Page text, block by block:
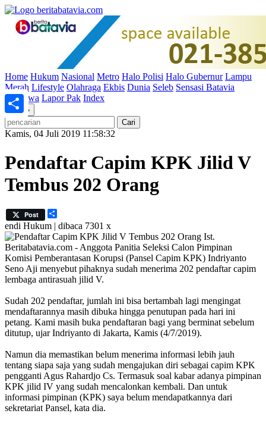
Home Hukum Nasional Metro Halo Polisi Halo Gubernur Lampu
Merah Lifestyle Olahraga Ekbis Dunia Seleb Sensasi Batavia
Peristiwa Lapor Pak Index
»
Kamis, 04 Juli 2019 11:58:32
Pendaftar Capim KPK Jilid V
Tembus 202 Orang
Post
endi Hukum | dibaca 7301 x
Ist.
Beritabatavia.com - Anggota Panitia Seleksi Calon Pimpinan
Komisi Pemberantasan Korupsi (Pansel Capim KPK) Indriyanto
Seno Aji menyebut pihaknya sudah menerima 202 pendaftar capim
lembaga antirasuah jilid V.
Sudah 202 pendaftar, jumlah ini bisa bertambah lagi mengingat
mendaftarannya masih dibuka hingga penutupan pada hari ini
petang. Kami masih buka pendaftaran bagi yang berminat sebelum
ditutup, ujar Indriyanto di Jakarta, Kamis (4/7/2019).
Namun dia memastikan belum menerima informasi lebih jauh
tentang siapa saja yang sudah mengajukan diri sebagai capim KPK
pengganti Agus Rahardjo Cs. Termasuk soal kabar adanya pimpinan
KPK jilid IV yang sudah mencalonkan kembali. Dan untuk
informasi pimpinan (KPK) saya belum mendapatkannya dari
sekretariat Pansel, kata dia.
Share